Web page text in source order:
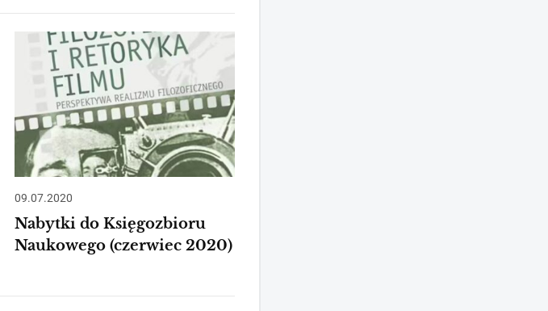
09.07.2020
Nabytki do Księgozbioru
Naukowego (czerwiec 2020)